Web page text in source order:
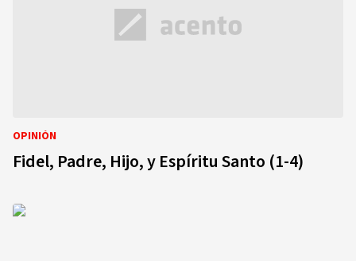
OPINIÓN
Fidel, Padre, Hijo, y Espíritu Santo (1-4)